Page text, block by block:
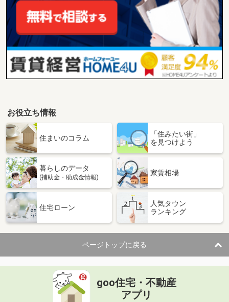
お役立ち情報
住まいのコラム
「住みたい街」
を見つけよう
暮らしのデータ
(補助金・助成金情報)
家賃相場
住宅ローン
人気タウン
ランキング
ページトップに戻る
goo住宅・不動産
アプリ